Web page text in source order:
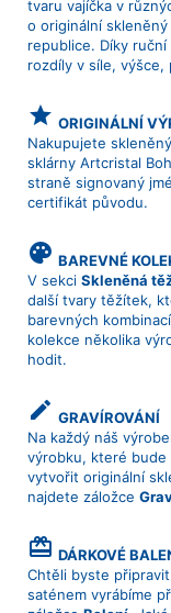
tvaru vajíčka v
o originální
republice. Díky
rozdíly v síle,
grade ORIGINÁLNÍ
Nakupujete
sklárny Artcristal
straně signovaný
certifikát původu.
palette BAREVNÉ
V sekci Skleněná
další tvary těžítek,
barevných
kolekce několika
hodit.
create GRAVÍROVÁNÍ
Na každý náš
výrobku, které
vytvořit originální
najdete záložce
card_giftcard DÁRKOVÉ
Chtěli byste
saténem vyrábíme